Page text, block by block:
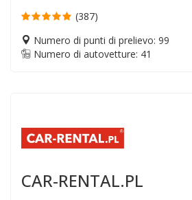
(387)
Numero di punti di prelievo: 99
Numero di autovetture: 41
CAR-RENTAL.PL